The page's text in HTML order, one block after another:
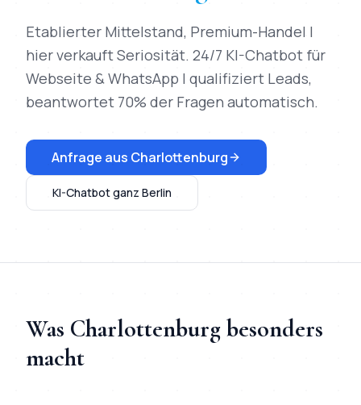
Etablierter Mittelstand, Premium-Handel |
hier verkauft Seriosität. 24/7 KI-Chatbot für
Webseite & WhatsApp | qualifiziert Leads,
beantwortet 70% der Fragen automatisch.
Anfrage aus Charlottenburg
KI-Chatbotganz Berlin
Was Charlottenburgbesonders
macht